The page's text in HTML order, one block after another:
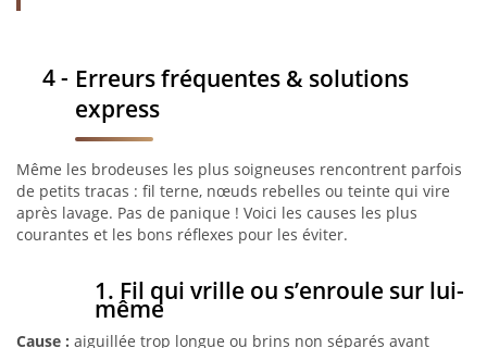
Erreurs fréquentes & solutions
express
Même les brodeuses les plus soigneuses rencontrent parfois
de petits tracas : fil terne, nœuds rebelles ou teinte qui vire
après lavage. Pas de panique ! Voici les causes les plus
courantes et les bons réflexes pour les éviter.
1. Fil qui vrille ou s’enroule sur lui-
même
Cause : aiguillée trop longue ou brins non séparés avant